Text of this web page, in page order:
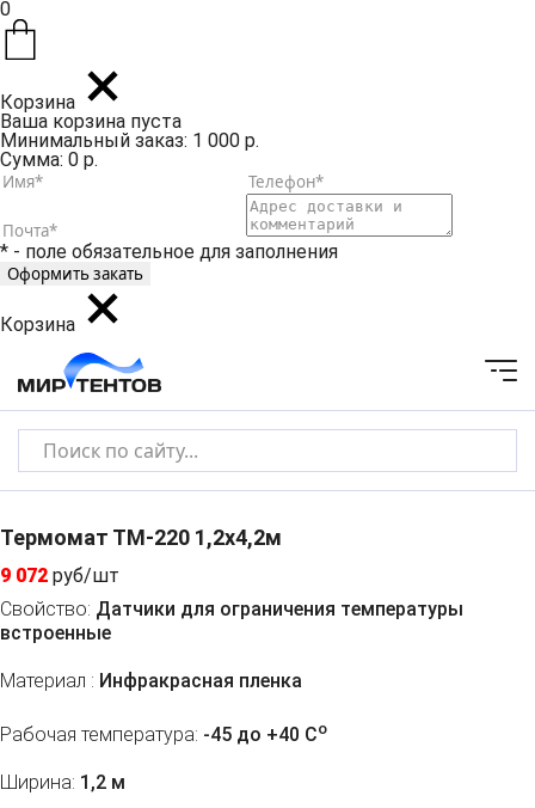
0
Корзина
Ваша корзина пуста
Минимальный заказ: 1 000 р.
Сумма: 0 р.
* - поле обязательное для заполнения
Корзина
Термомат ТМ-220 1,2x4,2м
9 072 руб/шт
Свойство: Датчики для ограничения температуры
встроенные
Материал : Инфракрасная пленка
Рабочая температура: -45 до +40 Co
Ширина: 1,2 м